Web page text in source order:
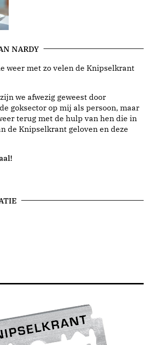
NARDY
weer met zo velen de Knipselkrant
we afwezig geweest door
goksector op mij als persoon, maar
terug met de hulp van hen die in
de Knipselkrant geloven en deze